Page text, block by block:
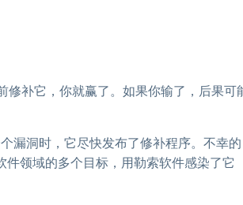
补它，你就赢了。如果你输了，后果可
洞时，它尽快发布了修补程序。不幸的
领域的多个目标，用勒索软件感染了它